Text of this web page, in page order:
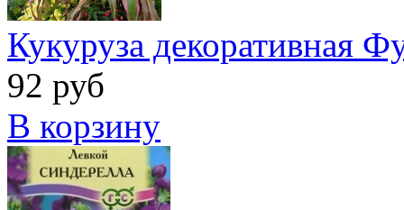
Кукуруза декоративная
92 руб
В корзину